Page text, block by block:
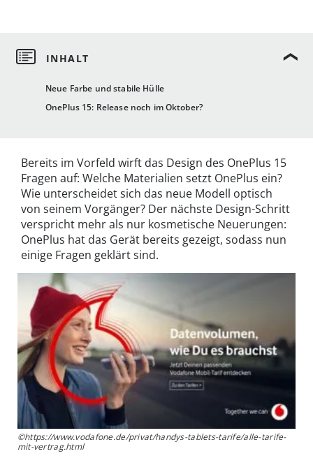
Neue Farbe und stabile Hülle
OnePlus 15: Release noch im Oktober?
Bereits im Vorfeld wirft das Design des OnePlus 15
Fragen auf: Welche Materialien setzt OnePlus ein?
Wie unterscheidet sich das neue Modell optisch
von seinem Vorgänger? Der nächste Design-Schritt
verspricht mehr als nur kosmetische Neuerungen:
OnePlus hat das Gerät bereits gezeigt, sodass nun
einige Fragen geklärt sind.
©https://www.vodafone.de/privat/handys-tablets-tarife/alle-tarife-
mit-vertrag.html